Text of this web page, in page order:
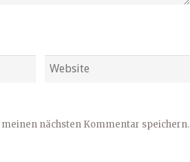
nächsten Kommentar speichern.